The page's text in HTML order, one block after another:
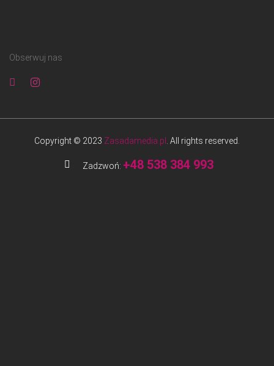
Obserwuj nas
Copyright © 2023 Zasadamedia.pl . All rights reserved.
Zadzwoń: +48 538 384 993